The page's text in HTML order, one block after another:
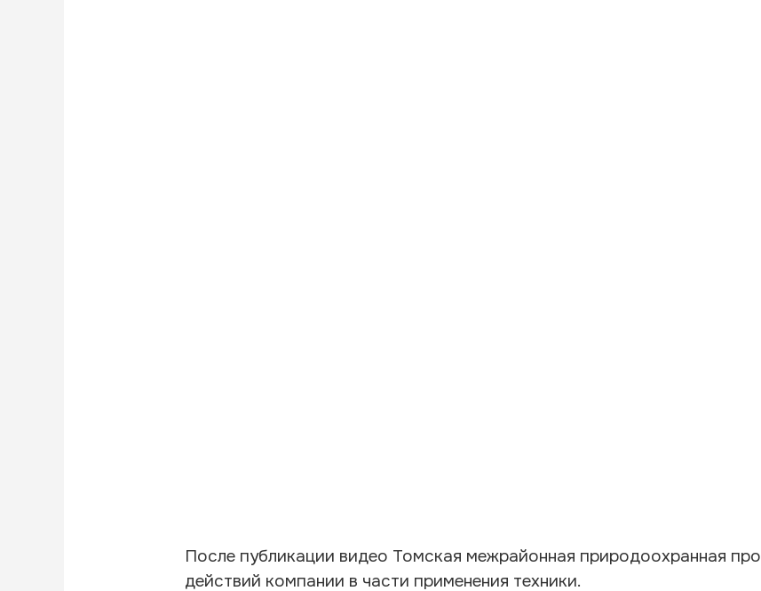
После публикации видео Томская межрайонная природоохранная
действий компании в части применения техники.